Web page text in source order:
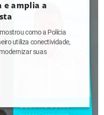
e amplia a
como a Polícia
utiliza conectividade,
suas